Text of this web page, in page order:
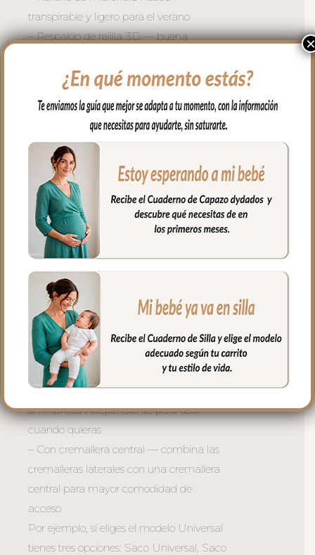
transpirable y ligero para el verano
– Respaldo de rejilla 3D — buena
– Refuerzo en la zona de los pies con
– Doble cremallera lateral — acceso fácil
sin despertar al bebe. La tapa la puedes
quitar entera y te queda la funda para
usar como solo funda.
Existen muchos modelos de sillas en el
mercado, por eso en dydados contamos
con cuatro modelos de sacos para silla:
Global, Universal, Recto y Gemelar. Así
cada mama puede elegir el que mejor se
adapte a su silla.
Además, cada modelo está disponible en
tres versiones:
– Normal — el saco clásico con doble
cremallera lateral
– Desenfundable — la tapa se convierte
en mantita independiente para usar
cuando quieras
– Con cremallera central — combina las
cremalleras laterales con una cremallera
central para mayor comodidad de
acceso
Por ejemplo, si eliges el modelo Universal
tienes tres opciones: Saco Universal, Saco
×